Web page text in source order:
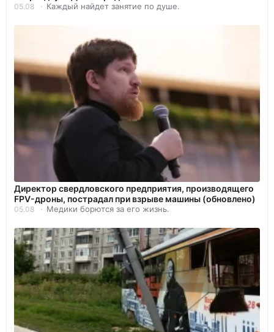
05.08 Каждый найдет занятие по душе.
Директор свердловского предприятия, производящего
FPV-дроны, пострадал при взрыве машины (обновлено)
05.08 Медики борются за его жизнь.